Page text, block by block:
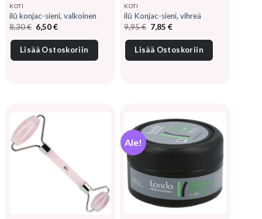
KOTI
ilū konjac-sieni, valkoinen
8,30€ Alkuperäinen
hinta
oli:
8,30 €.
6,50€Nykyinen
on:
6,50 €.
Lisää Ostoskoriin
KOTI
ilū Konjac-sieni, vihreä
9,95€ Alkuperäinen
hinta
oli:
9,95 €.
7,85€Nykyinen
on:
7,85 €.
Lisää Ostoskoriin
Ale!